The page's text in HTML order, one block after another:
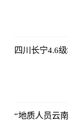
四川长宁4.6
“地质人员云